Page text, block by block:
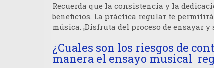
Recuerda que la consistencia y la
beneficios. La práctica regular te
música. ¡Disfruta del proceso de ensayar
¿Cuales son los riesgos de
manera el ensayo musical